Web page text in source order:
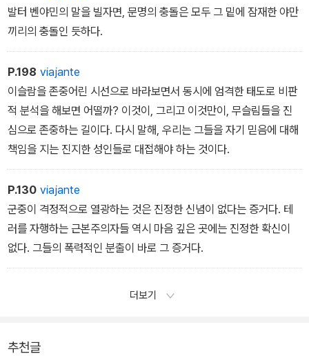
발터 벤야민의 말을 빌자면, 문명의 충돌은 모두 그 밑에 잠재한 야만
끼리의 충돌인 듯하다.
P.198 viajante
이슬람을 존중어린 시선으로 바라보면서 동시에 엄격한 태도로 비판
적 분석을 해보면 어떨까? 이것이, 그리고 이것만이, 무슬림들을 진
심으로 존중하는 길이다. 다시 말해, 우리는 그들을 자기 믿음에 대해
책임을 지는 진지한 성인들로 대접해야 하는 것이다.
P.130 viajante
군중이 격정적으로 열광하는 것은 진정한 신념이 없다는 증거다. 테
러를 자행하는 근본주의자들 역시 마음 깊은 곳에는 진정한 확신이
없다. 그들의 폭력적인 분출이 바로 그 증거다.
더보기
추천글